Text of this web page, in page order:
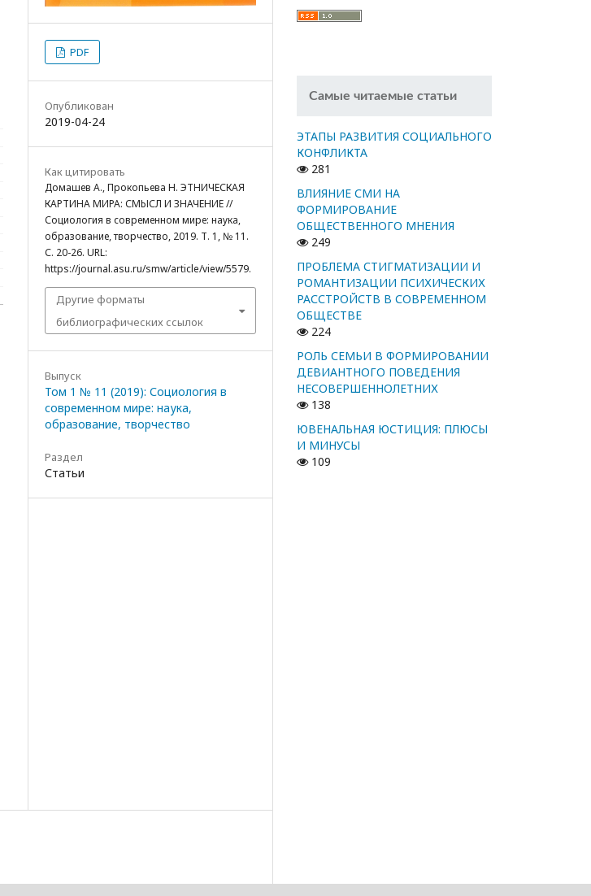
PDF
Опубликован
2019-04-24
Как цитировать
Домашев А., Прокопьева Н. ЭТНИЧЕСКАЯ
КАРТИНА МИРА: СМЫСЛ И ЗНАЧЕНИЕ //
Социология в современном мире: наука,
образование, творчество, 2019. Т. 1, № 11.
С. 20-26. URL:
https://journal.asu.ru/smw/article/view/5579.
Другие форматы
библиографических ссылок
Выпуск
Том 1 № 11 (2019): Социология в
современном мире: наука,
образование, творчество
Раздел
Статьи
Самые читаемые статьи
ЭТАПЫ РАЗВИТИЯ СОЦИАЛЬНОГО
КОНФЛИКТА
281
ВЛИЯНИЕ СМИ НА
ФОРМИРОВАНИЕ
ОБЩЕСТВЕННОГО МНЕНИЯ
249
ПРОБЛЕМА СТИГМАТИЗАЦИИ И
РОМАНТИЗАЦИИ ПСИХИЧЕСКИХ
РАССТРОЙСТВ В СОВРЕМЕННОМ
ОБЩЕСТВЕ
224
РОЛЬ СЕМЬИ В ФОРМИРОВАНИИ
ДЕВИАНТНОГО ПОВЕДЕНИЯ
НЕСОВЕРШЕННОЛЕТНИХ
138
ЮВЕНАЛЬНАЯ ЮСТИЦИЯ: ПЛЮСЫ
И МИНУСЫ
109